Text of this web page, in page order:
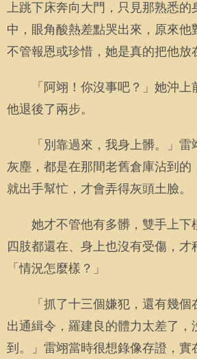
上跳下床奔向大門，只見那熟悉的
中，眼角酸熱差點哭出來，原來他
不管報恩或珍惜，她是真的把他放
「阿翊！你沒事吧？」她沖
他退後了兩步。
「別靠過來，我身上髒。」
灰塵，都是在那間老舊倉庫沾到的
就出手幫忙，才會弄得灰頭土臉。
她才不管他有多髒，雙手上下
四肢都還在、身上也沒有受傷，才
「情況怎麼樣？」
「抓了十三個嫌犯，還有幾
出通緝令，羅建良的體力太差了，
到。」雷翊當時很想錄像存證，實